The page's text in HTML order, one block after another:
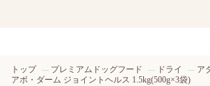
トップ プレミアムドッグフード ドライ ア
アボ・ダーム ジョイントヘルス 1.5kg(500g×3袋)